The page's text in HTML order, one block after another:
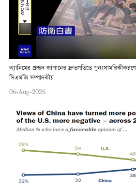
অ্যানিমের প্রচ্ছদ জাপানের দ্রুতগতিতে
সিএমজি সম্পাদকীয়
06-Aug-2026